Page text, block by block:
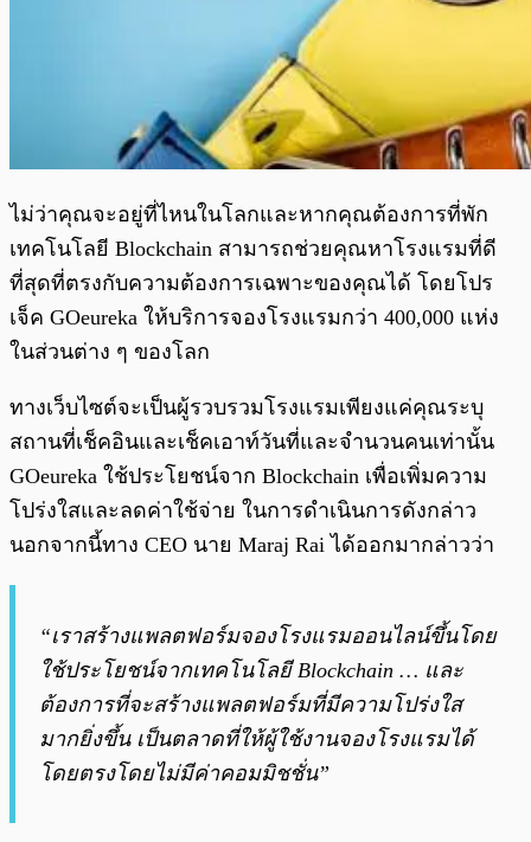
ไม่ว่าคุณจะอยู่ที่ไหนในโลกและหากคุณต้องการที่พัก
เทคโนโลยี Blockchain สามารถช่วยคุณหาโรงแรมที่ดี
ที่สุดที่ตรงกับความต้องการเฉพาะของคุณได้ โดยโปร
เจ็ค GOeureka ให้บริการจองโรงแรมกว่า 400,000 แห่ง
ในส่วนต่าง ๆ ของโลก
ทางเว็บไซต์จะเป็นผู้รวบรวมโรงแรมเพียงแค่คุณระบุ
สถานที่เช็คอินและเช็คเอาท์วันที่และจำนวนคนเท่านั้น
GOeureka ใช้ประโยชน์จาก Blockchain เพื่อเพิ่มความ
โปร่งใสและลดค่าใช้จ่าย ในการดำเนินการดังกล่าว
นอกจากนี้ทาง CEO นาย Maraj Rai ได้ออกมากล่าวว่า
“เราสร้างแพลตฟอร์มจองโรงแรมออนไลน์ขึ้นโดย
ใช้ประโยชน์จากเทคโนโลยี Blockchain … และ
ต้องการที่จะสร้างแพลตฟอร์มที่มีความโปร่งใส
มากยิ่งขึ้น เป็นตลาดที่ให้ผู้ใช้งานจองโรงแรมได้
โดยตรงโดยไม่มีค่าคอมมิชชั่น”